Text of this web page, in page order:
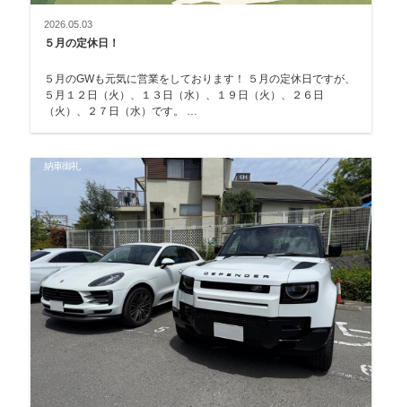
2026.05.03
５月の定休日！
５月のGWも元気に営業をしております！ ５月の定休日ですが、
５月１２日（火）、１３日（水）、１９日（火）、２６日
納車御礼